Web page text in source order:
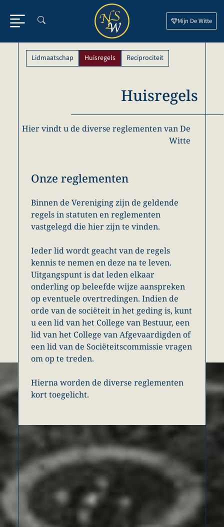
naar
inhoud
Mijn De Witte
Lidmaatschap Huisregels Reciprociteit
Huisregels
Hier vindt u de diverse reglementen van De
Witte
Onze reglementen
Binnen de Vereniging zijn de geldende
regels in statuten en reglementen
vastgelegd die hier zijn te vinden.
Ieder lid wordt geacht van de regels
kennis te nemen en deze na te leven.
Uitgangspunt is dat leden elkaar
onderling op beleefde wijze aanspreken
op eventuele overtredingen. Indien de
orde van de sociëteit in het geding is, kunt
u een lid van het College van Bestuur, een
lid van het College van Afgevaardigden of
een lid van de Sociëteitscommissie vragen
om op te treden.
Hierna worden de diverse reglementen
kort toegelicht.